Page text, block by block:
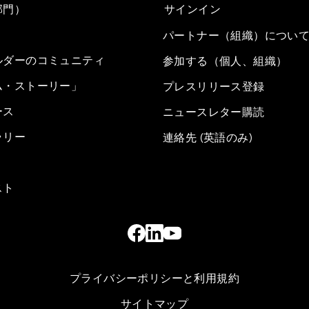
）
ーのコミュニティ
ストーリー」
リー
サインイン
パートナー（組織）につい
参加する（個人、組織）
プレスリリース登録
ニュースレター購読
連絡先 (英語のみ)
プライバシーポリシーと利用規約
サイトマップ